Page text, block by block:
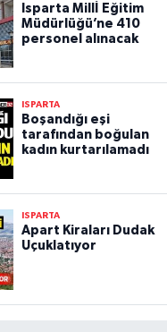
Isparta Millİ Eğitim
Müdürlüğü’ne 410
personel alınacak
ISPARTA
Boşandığı eşi
tarafından boğulan
kadın kurtarılamadı
ISPARTA
Apart Kiraları Dudak
Uçuklatıyor